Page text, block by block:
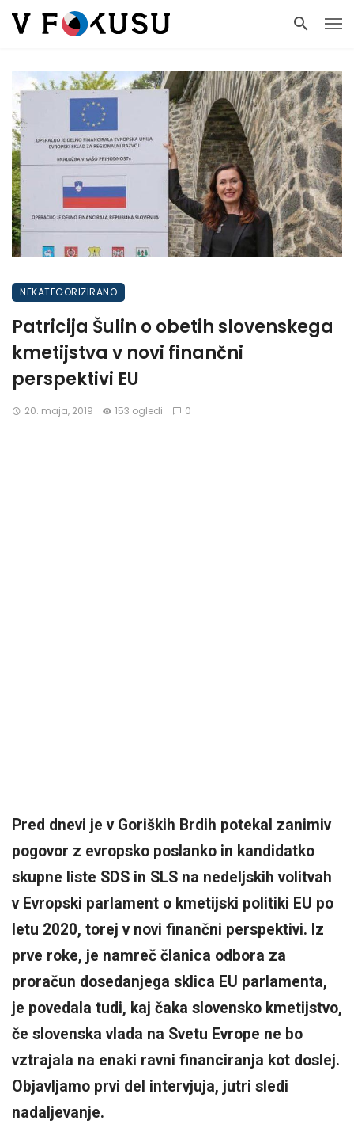
NEKATEGORIZIRANO
Patricija Šulin o obetih slovenskega
kmetijstva v novi finančni
perspektivi EU
20. maja, 2019 153 ogledi 0
Pred dnevi je v Goriških Brdih potekal zanimiv
pogovor z evropsko poslanko in kandidatko
skupne liste SDS in SLS na nedeljskih volitvah
v Evropski parlament o kmetijski politiki EU po
letu 2020, torej v novi finančni perspektivi. Iz
prve roke, je namreč članica odbora za
proračun dosedanjega sklica EU parlamenta,
je povedala tudi, kaj čaka slovensko kmetijstvo,
če slovenska vlada na Svetu Evrope ne bo
vztrajala na enaki ravni financiranja kot doslej.
Objavljamo prvi del intervjuja, jutri sledi
nadaljevanje.